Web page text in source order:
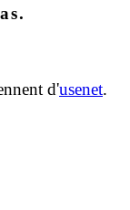
d'usenet.